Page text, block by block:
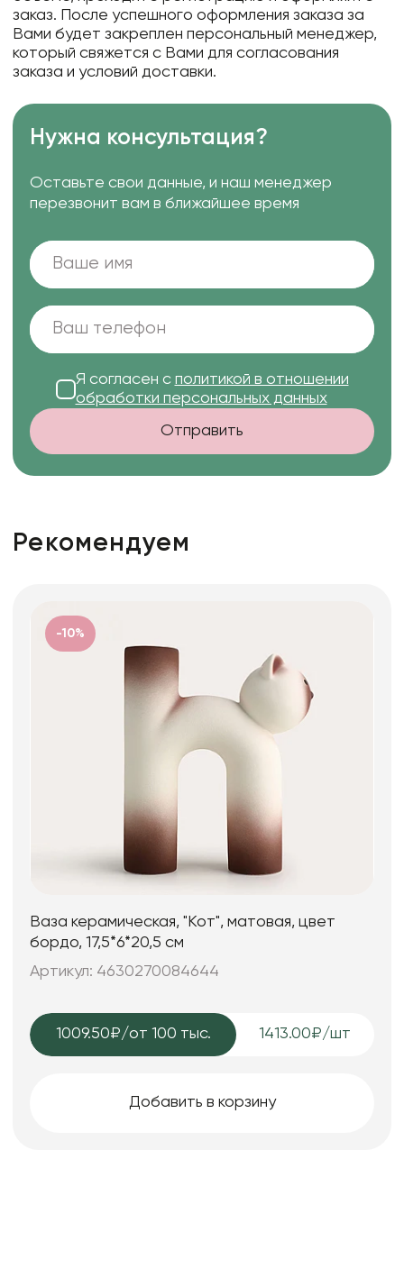
заказ. После успешного оформления заказа за
Вами будет закреплен персональный менеджер,
который свяжется с Вами для согласования
заказа и условий доставки.
Нужна консультация?
Оставьте свои данные, и наш менеджер
перезвонит вам в ближайшее время
Я согласен с политикой в отношении
обработки персональных данных
Отправить
Рекомендуем
-10%
Ваза керамическая, "Кот", матовая, цвет
бордо, 17,5*6*20,5 см
Артикул: 4630270084644
1009.50₽/от 100 тыс. 1413.00₽/шт
Добавить в корзину